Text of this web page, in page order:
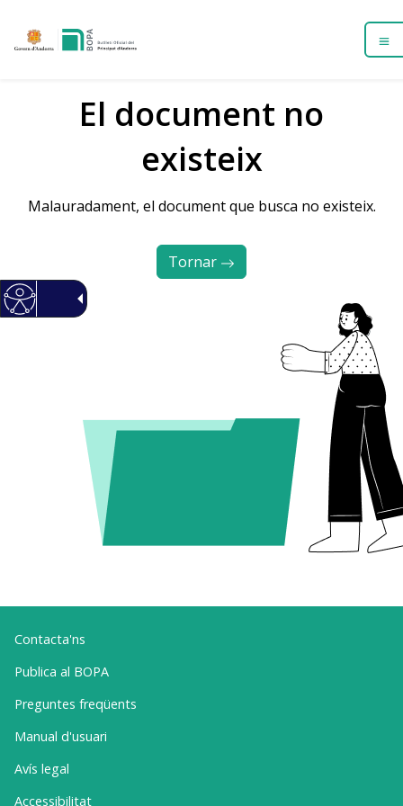
El document no
existeix
Malauradament, el document que busca no existeix.
Contacta'ns
Publica al BOPA
Preguntes freqüents
Manual d'usuari
Avís legal
Accessibilitat